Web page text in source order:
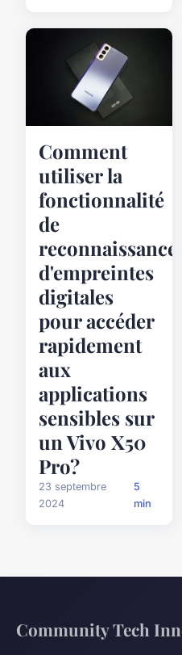
Comment
utiliser la
fonctionnalité
de
reconnaissance
d'empreintes
digitales
pour accéder
rapidement
aux
applications
sensibles sur
un Vivo X50
Pro?
23 septembre
2024
5
min
Community Tech